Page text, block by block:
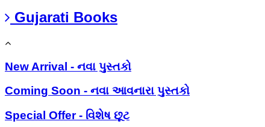
Gujarati Books
New Arrival - નવા પુસ્તકો
Coming Soon - નવા આવનારા પુસ્તકો
Special Offer - વિશેષ છૂટ